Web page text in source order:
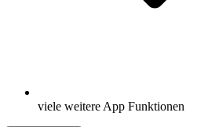
viele weitere App Funktionen